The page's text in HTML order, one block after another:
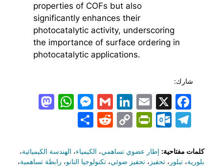
properties of COFs but also
significantly enhances their
photocatalytic activity, underscoring
the importance of surface ordering in
photocatalytic applications.
شارك:
Facebook
X
Email
LinkedIn
Gmail
Telegram
Outlook.com
PrintFriendly
Copy
Reddit
Share
كلمات مفتاحية: إطار عضوي تساهمي، الكيمياء، الهندسة الكيميائية،
بلورية،تبلور ،تحفيز ،تحفيز ضوئي،تكنولوجيا النانو، رابطة تساهمية،